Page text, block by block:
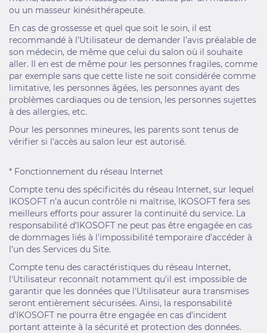
ou un masseur kinésithérapeute.
En cas de grossesse et quel que soit le soin, il est
recommandé à l’Utilisateur de demander l’avis préalable de
son médecin, de même que celui du salon où il souhaite
aller. Il en est de même pour les personnes fragiles, comme
par exemple sans que cette liste ne soit considérée comme
limitative, les personnes âgées, les personnes ayant des
problèmes cardiaques ou de tension, les personnes sujettes
à des allergies, etc.
Pour les personnes mineures, les parents sont tenus de
vérifier si l’accès au salon leur est autorisé.
* Fonctionnement du réseau Internet
Compte tenu des spécificités du réseau Internet, sur lequel
IKOSOFT n’a aucun contrôle ni maîtrise, IKOSOFT fera ses
meilleurs efforts pour assurer la continuité du service. La
responsabilité d’IKOSOFT ne peut pas être engagée en cas
de dommages liés à l'impossibilité temporaire d'accéder à
l'un des Services du Site.
Compte tenu des caractéristiques du réseau Internet,
l'Utilisateur reconnaît notamment qu'il est impossible de
garantir que les données que l'Utilisateur aura transmises
seront entièrement sécurisées. Ainsi, la responsabilité
d’IKOSOFT ne pourra être engagée en cas d’incident
portant atteinte à la sécurité et protection des données.